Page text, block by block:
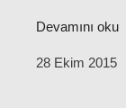
Devamını oku
28 Ekim 2015